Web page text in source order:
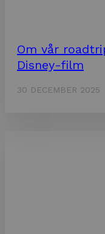
Om vår
Disney-film
30 DECEMBER 2025